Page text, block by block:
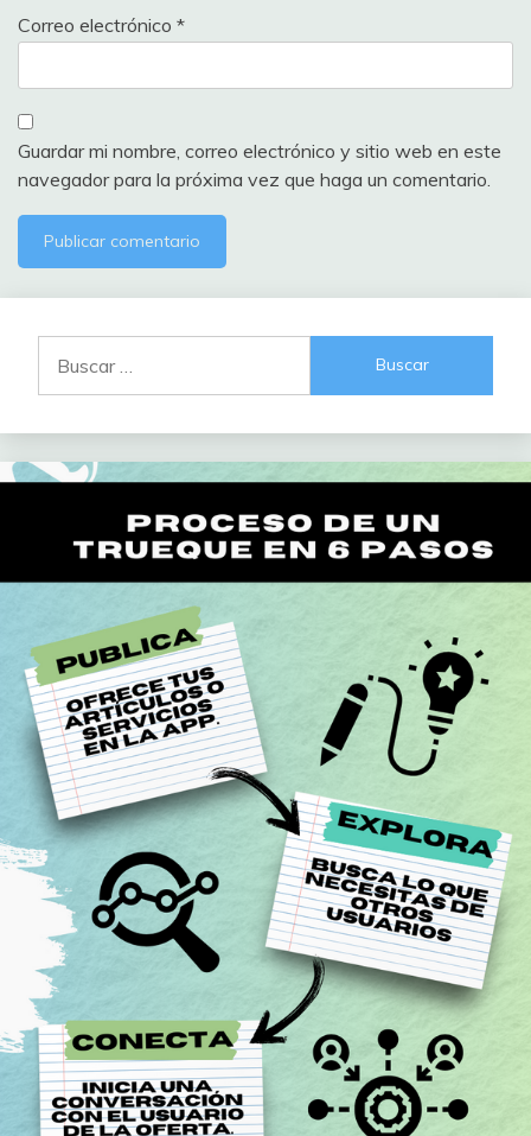
Correo electrónico *
Guardar mi nombre, correo electrónico y sitio web en este
navegador para la próxima vez que haga un comentario.